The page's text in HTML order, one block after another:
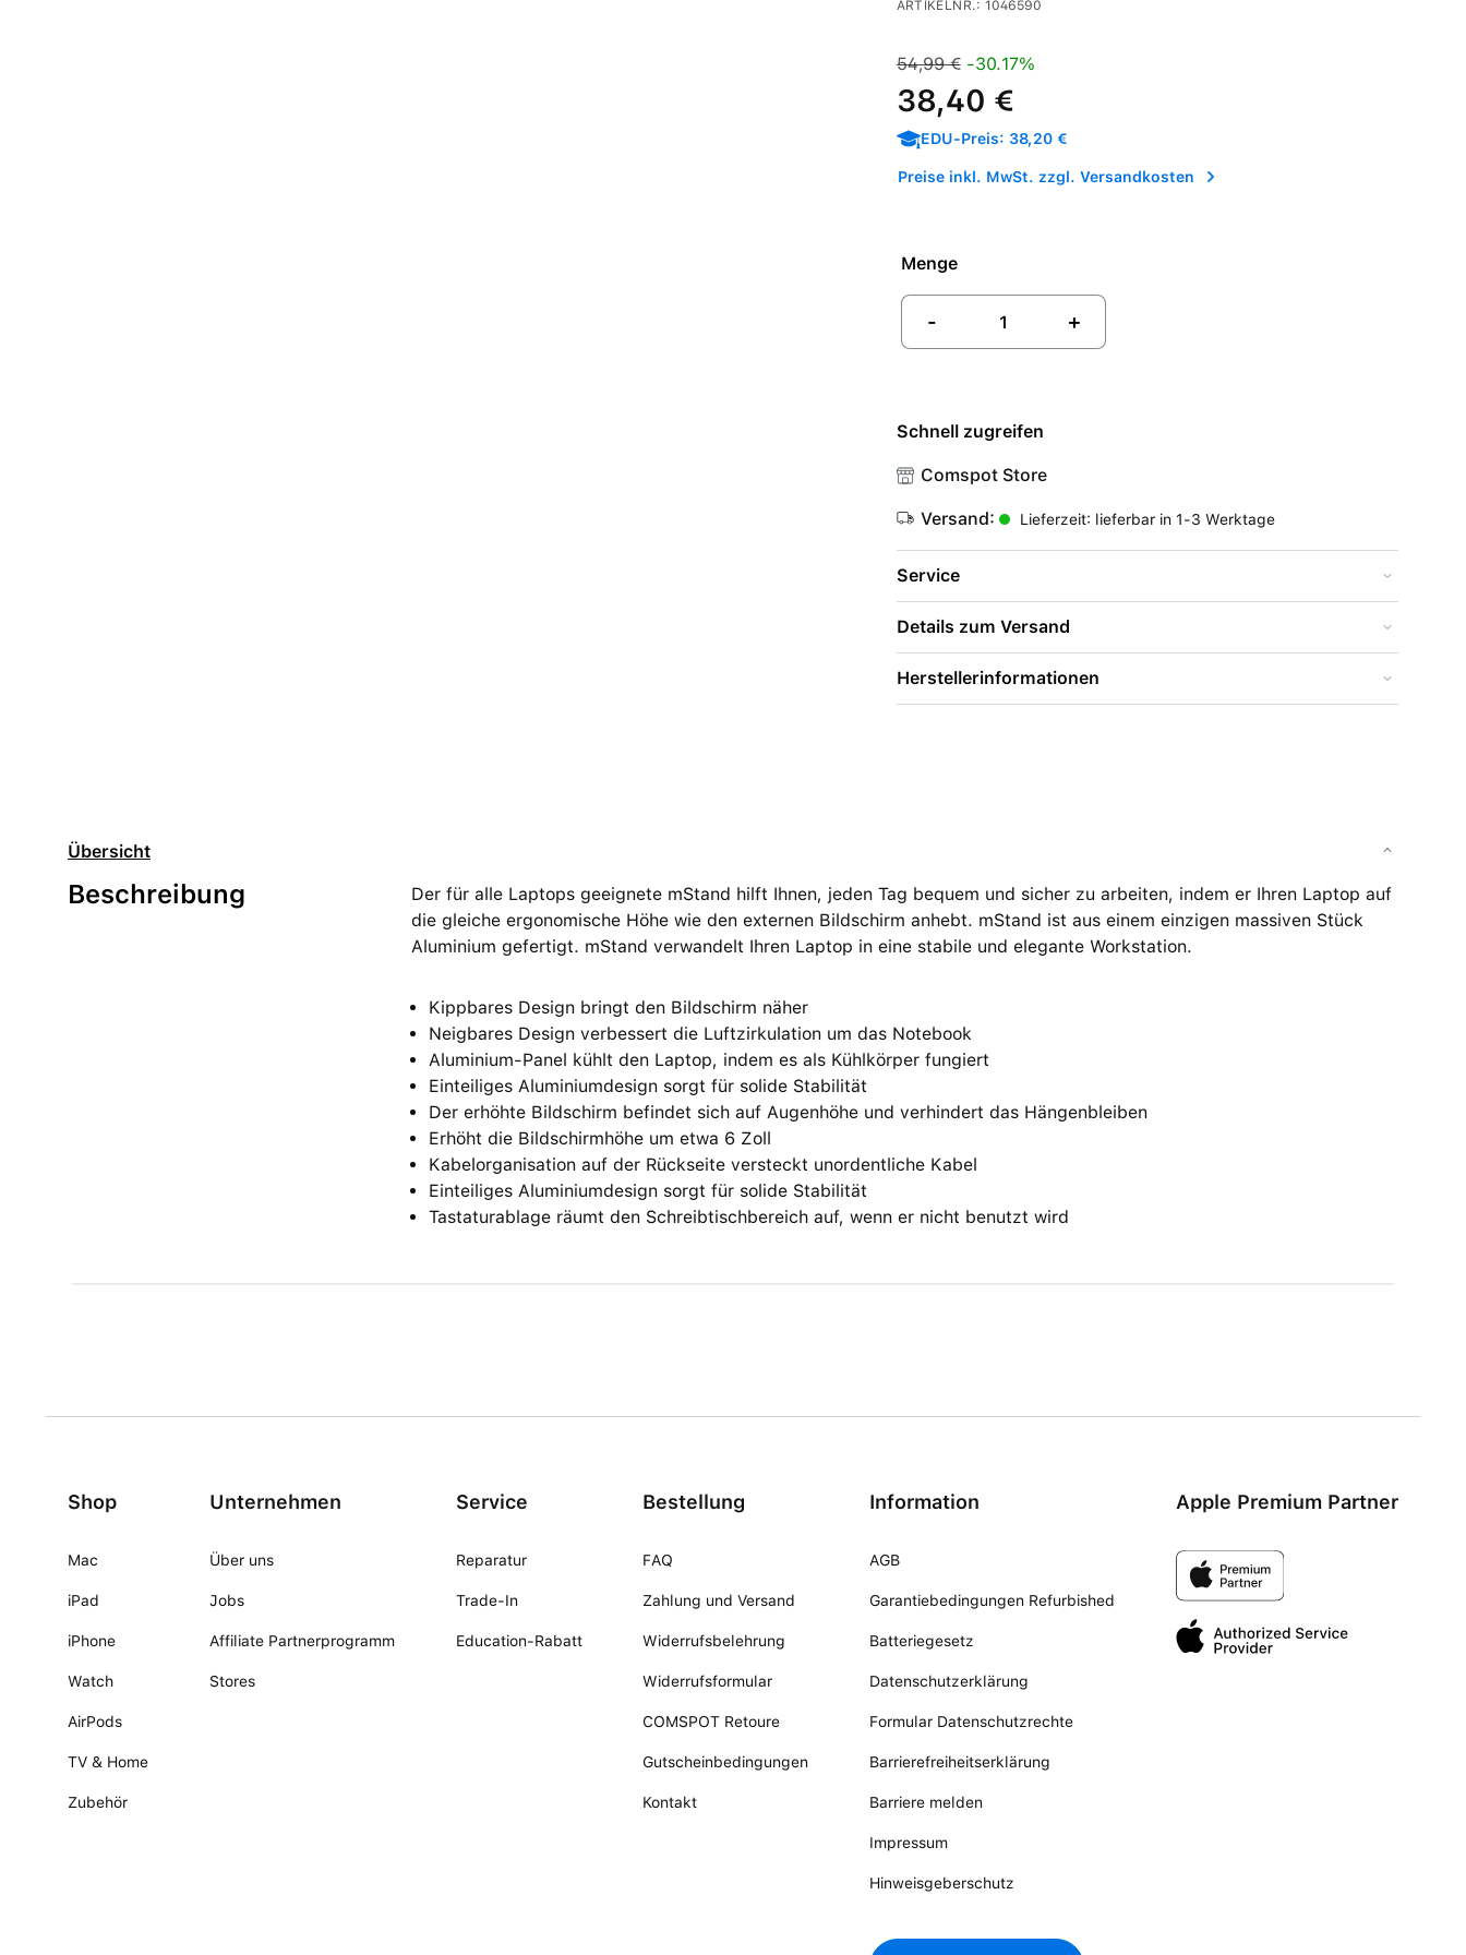
ARTIKELNR.: 1046590
Verkaufspreis:
Regulärer Preis:
54,99 €-30.17%
38,40 €
EDU-Preis: 38,20 €
Preise inkl. MwSt. zzgl. Versandkosten
Menge
- +
Schnell zugreifen
Comspot Store
Versand: Lieferzeit: lieferbar in 1-3 Werktage
Service
Details zum Versand
Herstellerinformationen
Übersicht
Beschreibung
Der für alle Laptops geeignete mStand hilft Ihnen, jeden Tag bequem und sicher zu arbeiten, indem er Ihren Laptop auf
die gleiche ergonomische Höhe wie den externen Bildschirm anhebt. mStand ist aus einem einzigen massiven Stück
Aluminium gefertigt. mStand verwandelt Ihren Laptop in eine stabile und elegante Workstation.
Kippbares Design bringt den Bildschirm näher
Neigbares Design verbessert die Luftzirkulation um das Notebook
Aluminium-Panel kühlt den Laptop, indem es als Kühlkörper fungiert
Einteiliges Aluminiumdesign sorgt für solide Stabilität
Der erhöhte Bildschirm befindet sich auf Augenhöhe und verhindert das Hängenbleiben
Erhöht die Bildschirmhöhe um etwa 6 Zoll
Kabelorganisation auf der Rückseite versteckt unordentliche Kabel
Einteiliges Aluminiumdesign sorgt für solide Stabilität
Tastaturablage räumt den Schreibtischbereich auf, wenn er nicht benutzt wird
Shop
Mac
iPad
iPhone
Watch
AirPods
TV & Home
Zubehör
Unternehmen
Über uns
Jobs
Affiliate Partnerprogramm
Stores
Service
Reparatur
Trade-In
Education-Rabatt
Bestellung
FAQ
Zahlung und Versand
Widerrufsbelehrung
Widerrufsformular
COMSPOT Retoure
Gutscheinbedingungen
Kontakt
Information
AGB
Garantiebedingungen Refurbished
Batteriegesetz
Datenschutzerklärung
Formular Datenschutzrechte
Barrierefreiheitserklärung
Barriere melden
Impressum
Hinweisgeberschutz
Apple Premium Partner